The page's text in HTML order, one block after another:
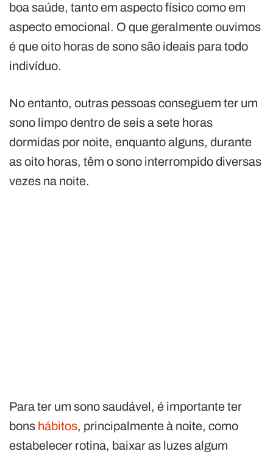
boa saúde, tanto em aspecto físico como em
aspecto emocional. O que geralmente ouvimos
é que oito horas de sono são ideais para todo
indivíduo.
No entanto, outras pessoas conseguem ter um
sono limpo dentro de seis a sete horas
dormidas por noite, enquanto alguns, durante
as oito horas, têm o sono interrompido diversas
vezes na noite.
Para ter um sono saudável, é importante ter
bons hábitos, principalmente à noite, como
estabelecer rotina, baixar as luzes algum